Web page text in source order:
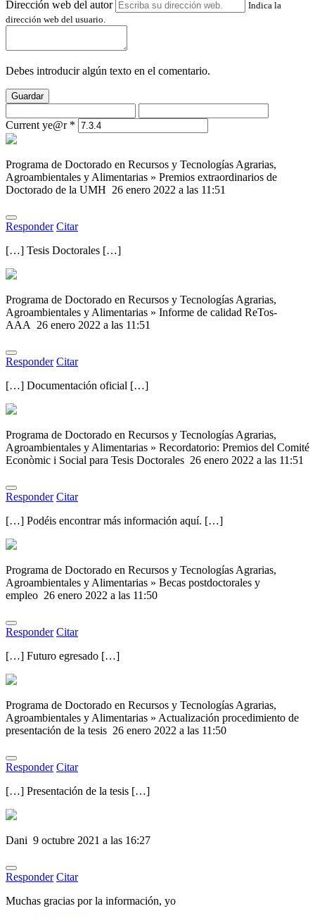
Dirección web del autor
Indica la
dirección web del usuario.
Debes introducir algún texto en el comentario.
Guardar
Current ye@r *
Programa de Doctorado en Recursos y Tecnologías Agrarias,
Agroambientales y Alimentarias » Premios extraordinarios de
Doctorado de la UMH 26 enero 2022 a las 11:51
Responder Citar
[…] Tesis Doctorales […]
Programa de Doctorado en Recursos y Tecnologías Agrarias,
Agroambientales y Alimentarias » Informe de calidad ReTos-
AAA 26 enero 2022 a las 11:51
Responder Citar
[…] Documentación oficial […]
Programa de Doctorado en Recursos y Tecnologías Agrarias,
Agroambientales y Alimentarias » Recordatorio: Premios del Comité
Econòmic i Social para Tesis Doctorales 26 enero 2022 a las 11:51
Responder Citar
[…] Podéis encontrar más información aquí. […]
Programa de Doctorado en Recursos y Tecnologías Agrarias,
Agroambientales y Alimentarias » Becas postdoctorales y
empleo 26 enero 2022 a las 11:50
Responder Citar
[…] Futuro egresado […]
Programa de Doctorado en Recursos y Tecnologías Agrarias,
Agroambientales y Alimentarias » Actualización procedimiento de
presentación de la tesis 26 enero 2022 a las 11:50
Responder Citar
[…] Presentación de la tesis […]
Dani 9 octubre 2021 a las 16:27
Responder Citar
Muchas gracias por la información, yo